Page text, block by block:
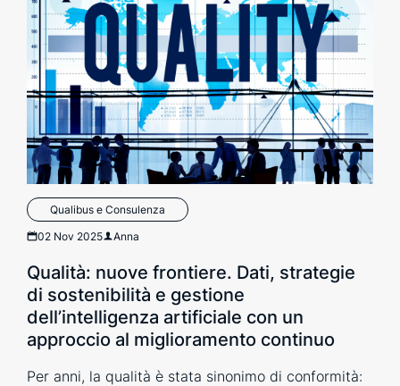
Qualibus e Consulenza
02 Nov 2025 Anna
Qualità: nuove frontiere. Dati, strategie
di sostenibilità e gestione
dell’intelligenza artificiale con un
approccio al miglioramento continuo
Per anni, la qualità è stata sinonimo di conformità: